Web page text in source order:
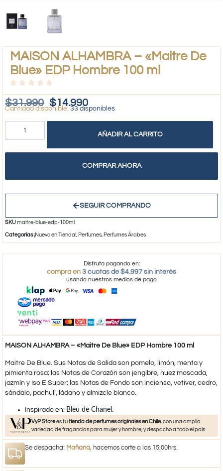
MAISON ALHAMBRA – «Maitre De
Blue» EDP Hombre 100 ml
$31.990 $14.990
33 disponibles
AÑADIR AL CARRITO
COMPRAR AHORA
SEGUIR COMPRANDO
SKUmaitre-blue-edp-100ml
Categorías¡Nuevo en Tienda!, Perfumes, Perfumes Árabes
Disfruta pagando en:
compra en 3 cuotas de $4.997 sin interés
usando nuestros medios de pago
MAISON ALHAMBRA – «Maitre De Blue» EDP Hombre 100 ml
Maitre De Blue. Sus Notas de Salida son pomelo, limón, menta y
pimienta rosa; las Notas de Corazón son jengibre, nuez moscada,
jazmín y Iso E Super; las Notas de Fondo son incienso, vetiver, cedro,
sándalo, pachulí, ládano y almizcle blanco.​
​Inspirado en: Bleu de Chanel.
VyP Storees tutienda de perfumes originales en Chile, con una amplia
variedad de fragancias para mujer y hombre, y despacho a todo el país.
Se despacha: Mañana, hacemos corte a las 15:00hrs.